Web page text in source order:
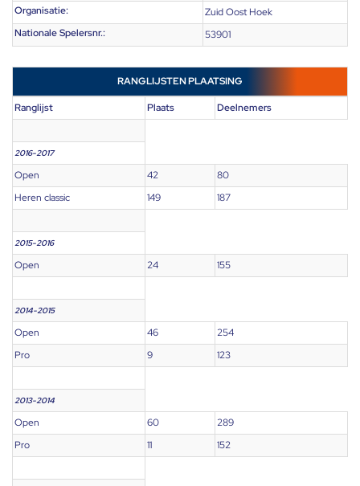
Organisatie:
Zuid Oost Hoek
Nationale Spelersnr.:
53901
RANGLIJSTEN PLAATSING
Ranglijst Plaats Deelnemers
2016-2017
Open 42
80
Heren classic
149 187
2015-2016
Open 24 155
2014-2015
Open 46
254
Pro
9 123
2013-2014
Open 60
289
Pro
11 152